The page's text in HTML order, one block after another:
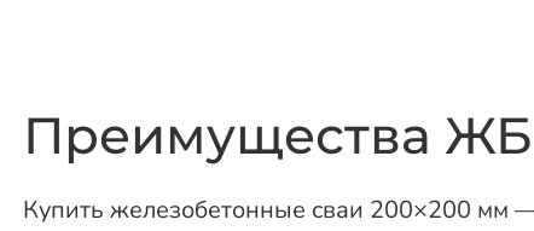
Преимущества
Купить железобетонные сваи 200×200 мм